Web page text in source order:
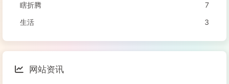
瞎折腾
7
生活
3
网站资讯